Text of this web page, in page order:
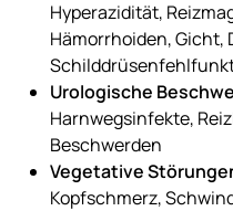
Hyperazidität,
Hämorrhoiden, Gicht,
Urologische
Harnwegsinfekte,
Beschwerden
Vegetative
Kopfschmerz,